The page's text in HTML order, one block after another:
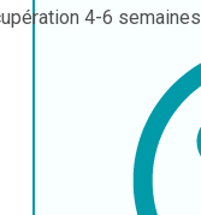
4-6 semaines